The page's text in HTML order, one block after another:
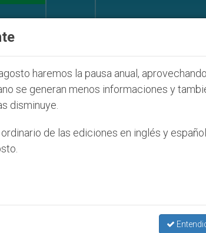
haremos la pausa anual, aprovechando
se generan menos informaciones y
disminuye.
de las ediciones en inglés y